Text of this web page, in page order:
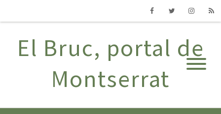
El Bruc, portal de
Montserrat